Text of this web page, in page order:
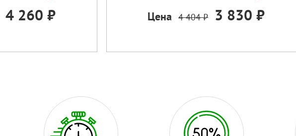
4 260 ₽ Цена 4 404 ₽ 3 830 ₽